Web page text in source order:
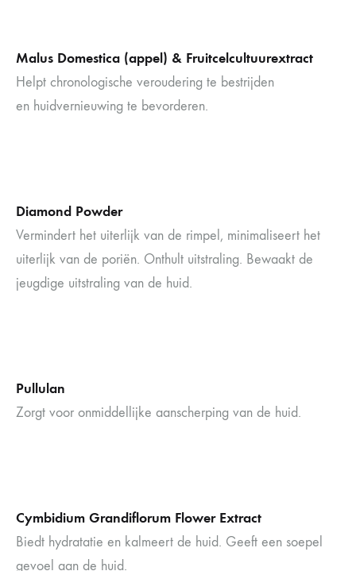
Malus Domestica (appel) & Fruitcelcultuurextract
Helpt chronologische veroudering te bestrijden
en huidvernieuwing te bevorderen.
Diamond Powder
Vermindert het uiterlijk van de rimpel, minimaliseert het
uiterlijk van de poriën. Onthult uitstraling. Bewaakt de
jeugdige uitstraling van de huid.
Pullulan
Zorgt voor onmiddellijke aanscherping van de huid.
Cymbidium Grandiflorum Flower Extract
Biedt hydratatie en kalmeert de huid. Geeft een soepel
gevoel aan de huid.